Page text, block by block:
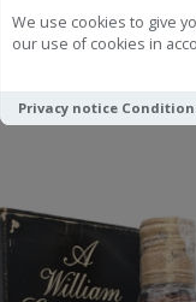
We use cookies to give
our use of cookies in
Privacy notice